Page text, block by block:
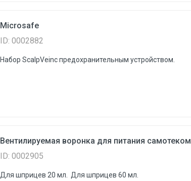
Microsafe
ID: 0002882
Набор ScalpVeinс предохранительным устройством.
Вентилируемая воронка для питания самотеком
ID: 0002905
Для шприцев 20 мл. Для шприцев 60 мл.